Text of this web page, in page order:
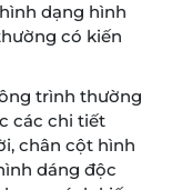
dạng hình
có kiến
trình thường
các chi tiết
chân cột hình
dáng độc